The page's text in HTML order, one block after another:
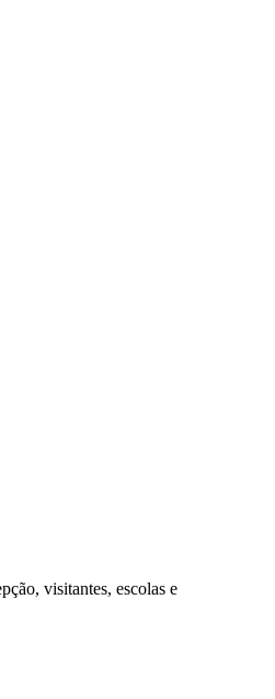
visitantes, escolas e